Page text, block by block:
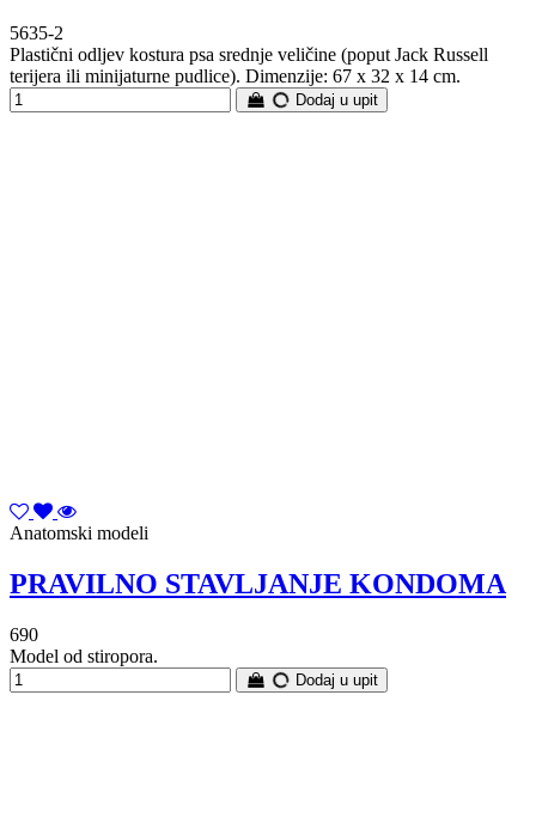
5635-2
Plastični odljev kostura psa srednje veličine (poput Jack Russell
terijera ili minijaturne pudlice). Dimenzije: 67 x 32 x 14 cm.
Dodaj u upit
Anatomski modeli
PRAVILNO STAVLJANJE KONDOMA
690
Model od stiropora.
Dodaj u upit